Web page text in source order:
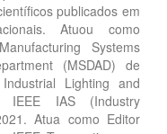
publicados em
Atuou como
Systems
(MSDAD) de
Lighting and
IEEE IAS (Industry
Atua como Editor